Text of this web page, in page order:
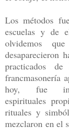
Los métodos
escuelas y de
olvidemos
desaparecieron
practicados
francmasonería
hoy, fue
espirituales
rituales y
mezclaron en el